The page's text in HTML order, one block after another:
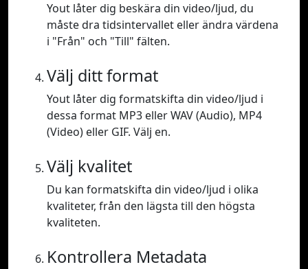
Yout låter dig beskära din video/ljud, du
måste dra tidsintervallet eller ändra värdena
i "Från" och "Till" fälten.
Välj ditt format
Yout låter dig formatskifta din video/ljud i
dessa format MP3 eller WAV (Audio), MP4
(Video) eller GIF. Välj en.
Välj kvalitet
Du kan formatskifta din video/ljud i olika
kvaliteter, från den lägsta till den högsta
kvaliteten.
Kontrollera Metadata